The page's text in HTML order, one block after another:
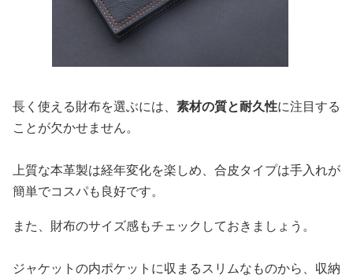
長く使える財布を選ぶには、 素材の質と耐久性に注目する
ことが欠かせません。
上質な本革製は経年変化を楽しめ、合皮タイプは手入れが
簡単でコスパも良好です。
また、財布のサイズ感もチェックしておきましょう。
ジャケットの内ポケットに収まるスリムなものから、収納